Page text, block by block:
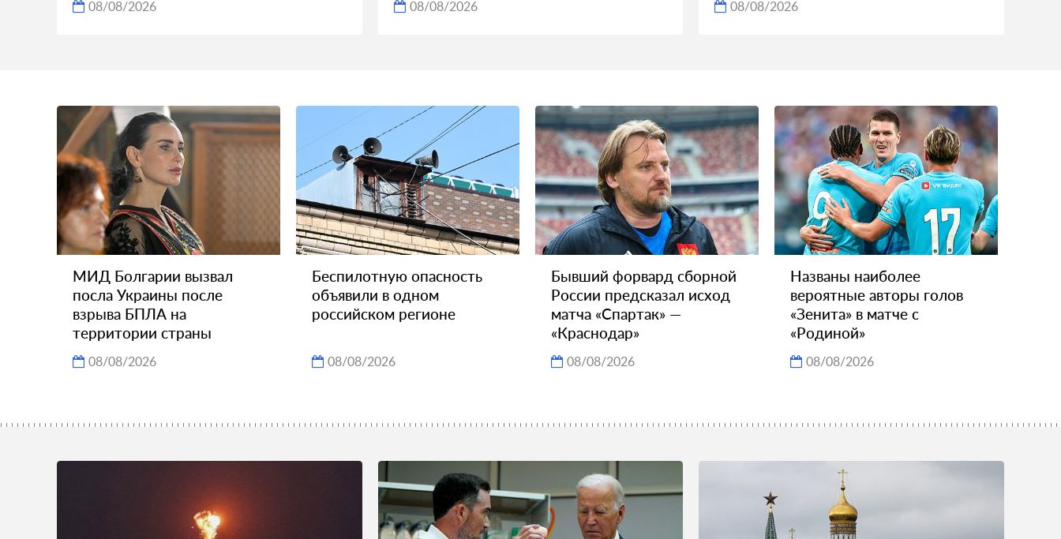
08/08/2026 08/08/2026 08/08/2026
МИД Болгарии вызвал
посла Украины после
взрыва БПЛА на
территории страны
08/08/2026
Беспилотную опасность
объявили в одном
российском регионе
08/08/2026
Бывший форвард сборной
России предсказал исход
матча «Спартак» —
«Краснодар»
08/08/2026
Названы наиболее
вероятные авторы голов
«Зенита» в матче с
«Родиной»
08/08/2026